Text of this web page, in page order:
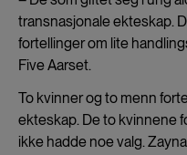
transnasjonale ekteskap.
fortellinger om lite
Five Aarset.
To kvinner og to menn
ekteskap. De to kvinnene
ikke hadde noe valg.